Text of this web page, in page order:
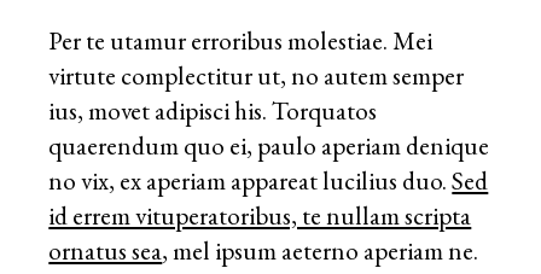
Per te utamur erroribus molestiae. Mei
virtute complectitur ut, no autem semper
ius, movet adipisci his. Torquatos
quaerendum quo ei, paulo aperiam denique
no vix, ex aperiam appareat lucilius duo.Sed
id errem vituperatoribus, te nullam scripta
ornatus sea, mel ipsum aeterno aperiam ne.